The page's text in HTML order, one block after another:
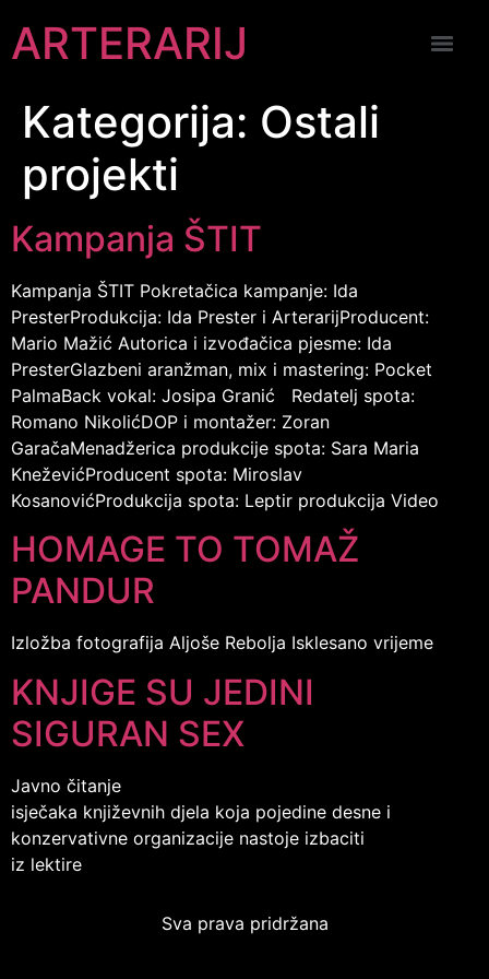
ARTERARIJ
Kategorija: Ostali
projekti
Kampanja ŠTIT
Kampanja ŠTIT Pokretačica kampanje: Ida
PresterProdukcija: Ida Prester i ArterarijProducent:
Mario Mažić Autorica i izvođačica pjesme: Ida
PresterGlazbeni aranžman, mix i mastering: Pocket
PalmaBack vokal: Josipa Granić Redatelj spota:
Romano NikolićDOP i montažer: Zoran
GaračaMenadžerica produkcije spota: Sara Maria
KneževićProducent spota: Miroslav
KosanovićProdukcija spota: Leptir produkcija Video
HOMAGE TO TOMAŽ
PANDUR
Izložba fotografija Aljoše Rebolja Isklesano vrijeme
KNJIGE SU JEDINI
SIGURAN SEX
Javno čitanje
isječaka književnih djela koja pojedine desne i
konzervativne organizacije nastoje izbaciti
iz lektire
Sva prava pridržana